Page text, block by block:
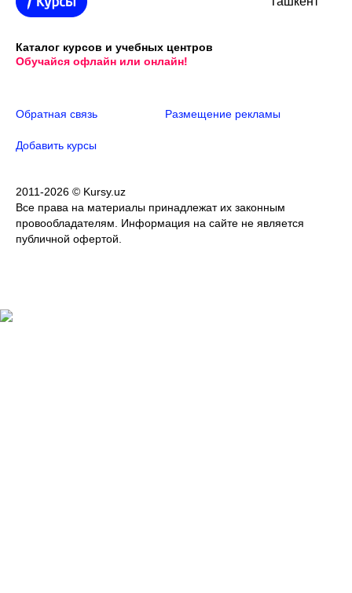
Каталог курсов и учебных центров
Обучайся офлайн или онлайн!
Обратная связь Размещение рекламы
Добавить курсы
2011-2026 © Kursy.uz
Все права на материалы принадлежат их законным
провообладателям. Информация на сайте не является
публичной офертой.